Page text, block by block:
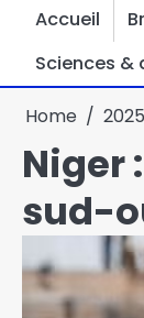
Accueil
Sciences &
Home 2025
Niger
sud-